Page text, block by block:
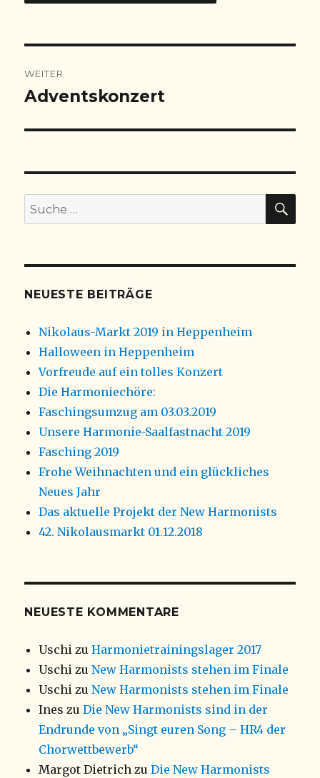
WEITER
Nächster
Adventskonzert
Suche
nach:
NEUESTE BEITRÄGE
Nikolaus-Markt 2019 in Heppenheim
Halloween in Heppenheim
Vorfreude auf ein tolles Konzert
Die Harmoniechöre:
Faschingsumzug am 03.03.2019
Unsere Harmonie-Saalfastnacht 2019
Fasching 2019
Frohe Weihnachten und ein glückliches
Neues Jahr
Das aktuelle Projekt der New Harmonists
42. Nikolausmarkt 01.12.2018
NEUESTE KOMMENTARE
Uschi zuHarmonietrainingslager 2017
Uschi zuNew Harmonists stehen im Finale
Uschi zuNew Harmonists stehen im Finale
Ines zuDie New Harmonists sind in der
Endrunde von „Singt euren Song – HR4 der
Chorwettbewerb“
Margot Dietrich zuDie New Harmonists